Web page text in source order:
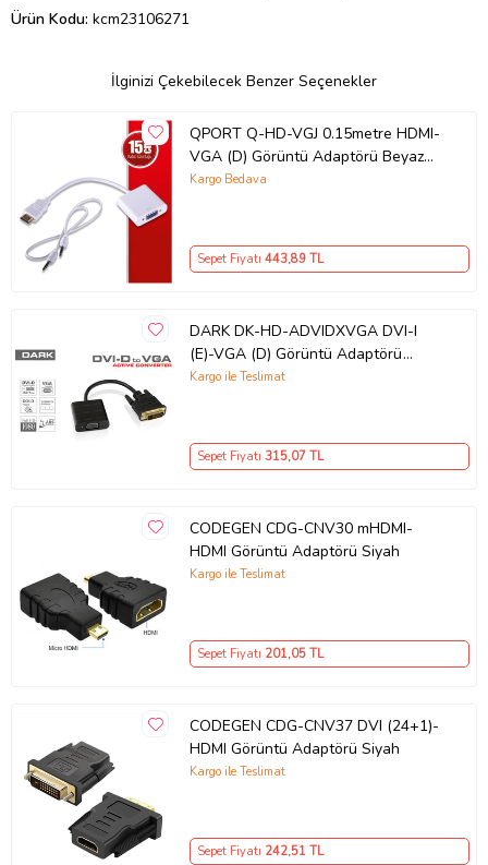
Ürün Kodu: kcm23106271
İlginizi Çekebilecek Benzer Seçenekler
QPORT Q-HD-VGJ 0.15metre HDMI-
VGA (D) Görüntü Adaptörü Beyaz
Sesli 1080p
Kargo Bedava
Sepet Fiyatı 443,89 TL
DARK DK-HD-ADVIDXVGA DVI-I
(E)-VGA (D) Görüntü Adaptörü
Siyah
Kargo ile Teslimat
Sepet Fiyatı 315,07 TL
CODEGEN CDG-CNV30 mHDMI-
HDMI Görüntü Adaptörü Siyah
Kargo ile Teslimat
Sepet Fiyatı 201,05 TL
CODEGEN CDG-CNV37 DVI (24+1)-
HDMI Görüntü Adaptörü Siyah
Kargo ile Teslimat
Sepet Fiyatı 242,51 TL